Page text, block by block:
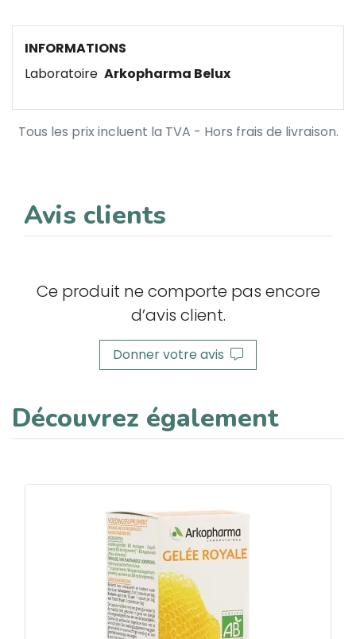
INFORMATIONS
Laboratoire Arkopharma Belux
Tous les prix incluent la TVA - Hors frais de livraison.
Avis clients
Ce produit ne comporte pas encore
d’avis client.
Donner votre avis
Découvrez également